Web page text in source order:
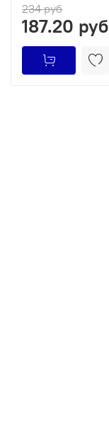
234 руб
187.20 руб